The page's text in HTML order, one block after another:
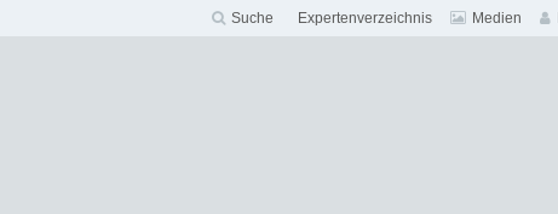
Medien
Expertenverzeichnis
Suche